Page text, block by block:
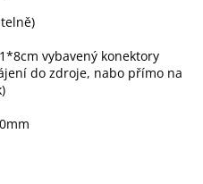
vybavený konektory
do zdroje, nabo přímo na